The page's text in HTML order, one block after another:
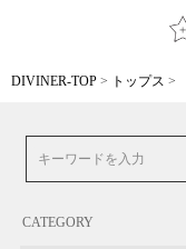
DIVINER-TOP トップス
CATEGORY